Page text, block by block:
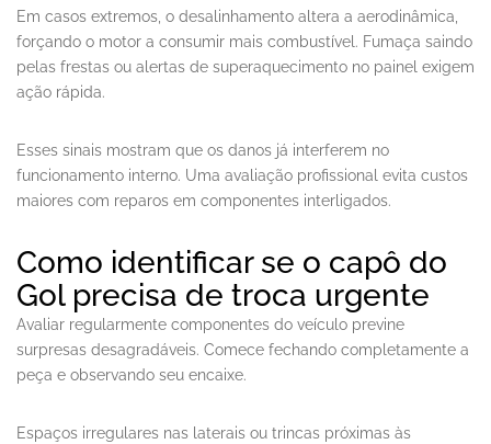
Em casos extremos, o desalinhamento altera a aerodinâmica,
forçando o motor a consumir mais combustível. Fumaça saindo
pelas frestas ou alertas de superaquecimento no painel exigem
ação rápida.
Esses sinais mostram que os danos já interferem no
funcionamento interno. Uma avaliação profissional evita custos
maiores com reparos em componentes interligados.
Como identificar se o capô do
Gol precisa de troca urgente
Avaliar regularmente componentes do veículo previne
surpresas desagradáveis. Comece fechando completamente a
peça e observando seu encaixe.
Espaços irregulares nas laterais ou trincas próximas às